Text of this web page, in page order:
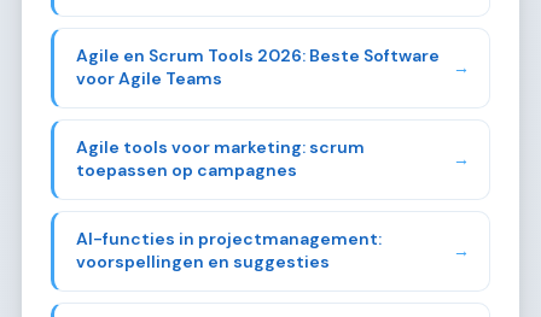
Agile en Scrum Tools 2026: Beste Software
voor Agile Teams
→
Agile tools voor marketing: scrum
toepassen op campagnes
→
AI-functies in projectmanagement:
voorspellingen en suggesties
→